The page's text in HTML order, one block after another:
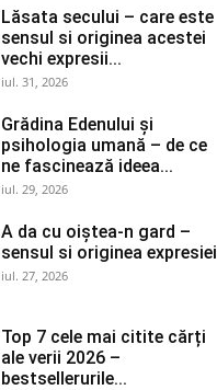
Lăsata secului – care este
sensul si originea acestei
vechi expresii...
iul. 31, 2026
Grădina Edenului și
psihologia umană – de ce
ne fascinează ideea...
iul. 29, 2026
A da cu oiștea-n gard –
sensul si originea expresiei
iul. 27, 2026
Top 7 cele mai citite cărți
ale verii 2026 –
bestsellerurile...